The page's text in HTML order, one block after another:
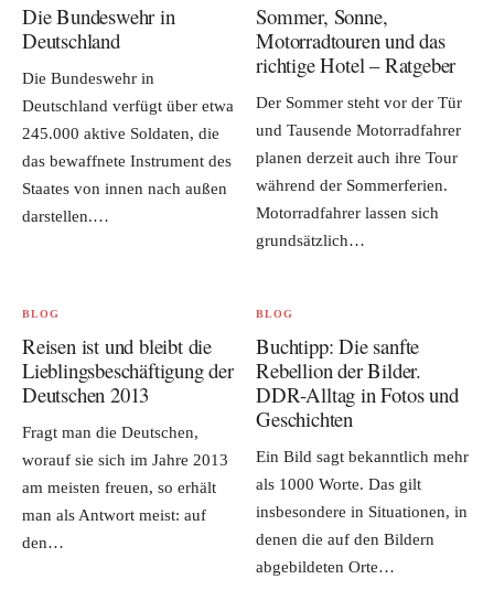
Die Bundeswehr in
Deutschland
Die Bundeswehr in
Deutschland verfügt über etwa
245.000 aktive Soldaten, die
das bewaffnete Instrument des
Staates von innen nach außen
darstellen.…
Sommer, Sonne,
Motorradtouren und das
richtige Hotel – Ratgeber
Der Sommer steht vor der Tür
und Tausende Motorradfahrer
planen derzeit auch ihre Tour
während der Sommerferien.
Motorradfahrer lassen sich
grundsätzlich…
BLOG
Reisen ist und bleibt die
Lieblingsbeschäftigung der
Deutschen 2013
Fragt man die Deutschen,
worauf sie sich im Jahre 2013
am meisten freuen, so erhält
man als Antwort meist: auf
den…
BLOG
Buchtipp: Die sanfte
Rebellion der Bilder.
DDR-Alltag in Fotos und
Geschichten
Ein Bild sagt bekanntlich mehr
als 1000 Worte. Das gilt
insbesondere in Situationen, in
denen die auf den Bildern
abgebildeten Orte…